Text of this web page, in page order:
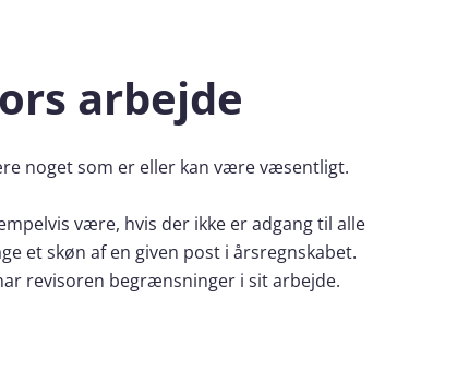
arbejde
noget som er eller kan være væsentligt.
være, hvis der ikke er adgang til alle
et skøn af en given post i årsregnskabet.
revisoren begrænsninger i sit arbejde.